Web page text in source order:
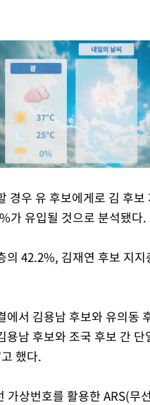
경우 유 후보에게로 김 후
가 유입될 것으로 분석됐다.
의 42.2%, 김재연 후보 지
서 김용남 후보와 유의동
남 후보와 조국 후보 간
했다.
가상번호를 활용한 ARS(